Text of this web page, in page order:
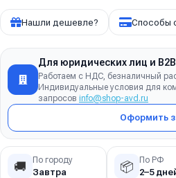
Нашли дешевле? Способы
Для юридических лиц и B2B
Работаем с НДС, безналичный
Индивидуальные условия для
запросов info@shop-avd.ru
Оформить
🚚 По городу
Завтра 📦 По РФ
2–5